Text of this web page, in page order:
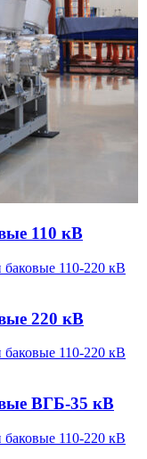
110 кВ
110-220 кВ
220 кВ
110-220 кВ
ВГБ-35 кВ
110-220 кВ